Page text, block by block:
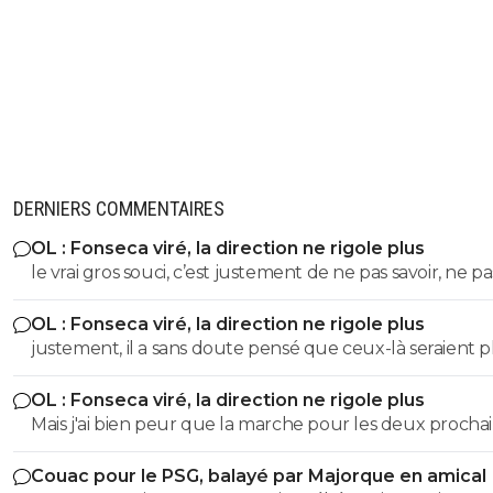
DERNIERS COMMENTAIRES
OL : Fonseca viré, la direction ne rigole plus
le vrai gros souci, c’est justement de ne pas savoir, ne
savoir si il se trompe, ne pas savoir s’il fait au mieux avec
des biquettes… et comme cela se répète chaque
les matchs couperets, ça devient problématique pour
Club… 😏🇵🇹🇧🇷🇫🇷🇺🇦
OL : Fonseca viré, la direction ne rigole plus
justement, il a sans doute pensé que ceux-là seraient
forme et pas crâmés… 😏🇵🇹🇧🇷🇫🇷🇺🇦
OL : Fonseca viré, la direction ne rigole plus
Mais j'ai bien peur que la marche pour les deux
match, si on passe contre le Spartak, ne soit trop haute .
Couac pour le PSG, balayé par Majorque en amical